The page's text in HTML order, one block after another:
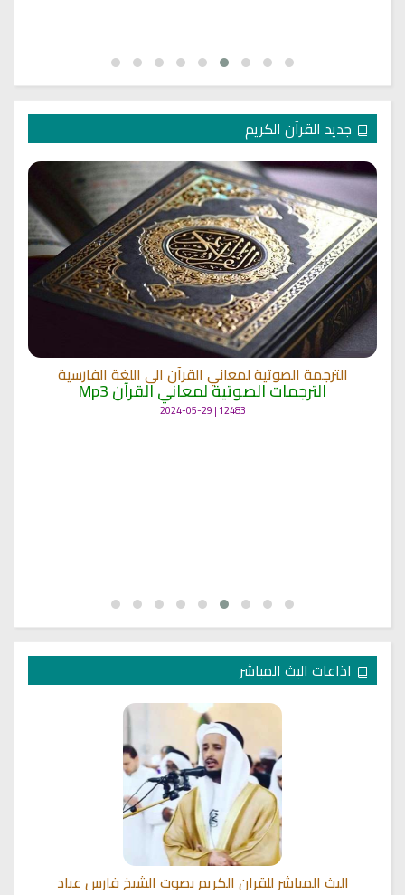
جديد القرآن الكريم
الترجمة الصوتية لمعاني القرآن الى اللغة الفارسية
الترجمات الصوتية لمعاني القرآن Mp3
12483 | 2024-05-29
اذاعات البث المباشر
البث المباشر للقران الكريم بصوت الشيخ فارس عباد